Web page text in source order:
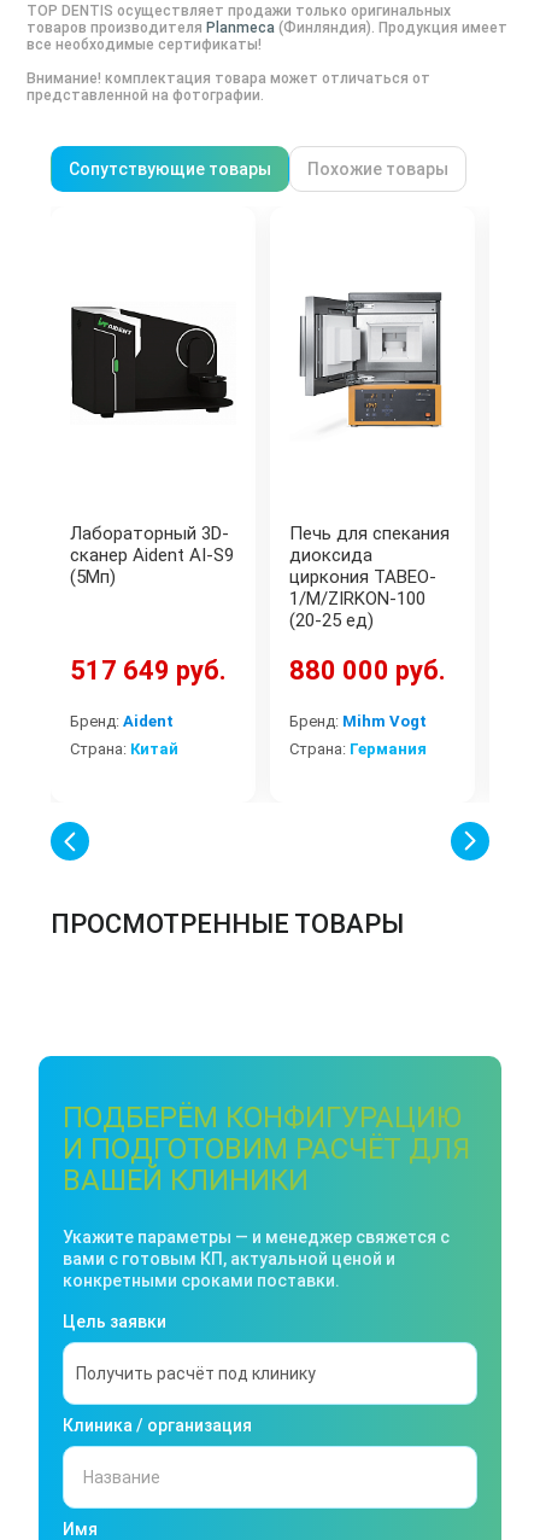
TOP DENTIS осуществляет продажи только оригинальных
товаров производителя Planmeca (Финляндия). Продукция имеет
все необходимые сертификаты!
Внимание! комплектация товара может отличаться от
представленной на фотографии.
Сопутствующие товары Похожие товары
Лабораторный 3D-
сканер Aident AI-S9
(5Мп)
517 649 руб.
Бренд: Aident
Страна: Китай
Печь для спекания
диоксида
циркония TABEO-
1/M/ZIRKON-100
(20-25 ед)
880 000 руб.
Бренд: Mihm Vogt
Страна: Германия
ПРОСМОТРЕННЫЕ ТОВАРЫ
ПОДБЕРЁМ КОНФИГУРАЦИЮ
И ПОДГОТОВИМ РАСЧЁТ ДЛЯ
ВАШЕЙ КЛИНИКИ
Укажите параметры — и менеджер свяжется с
вами с готовым КП, актуальной ценой и
конкретными сроками поставки.
Цель заявки
Клиника / организация
Имя